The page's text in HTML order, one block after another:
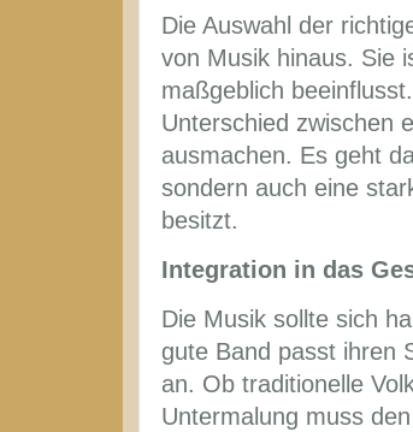
Die Auswahl der
von Musik hinaus. Sie
maßgeblich
Unterschied zwischen
ausmachen. Es geht
sondern auch eine
besitzt.
Integration in das
Die Musik sollte sich
gute Band passt ihren
an. Ob traditionelle
Untermalung muss